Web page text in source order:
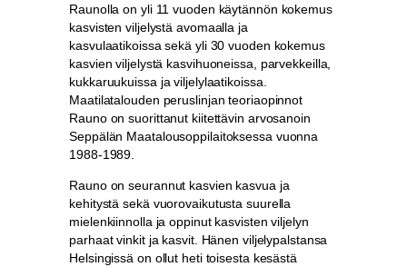
Raunolla on yli 11 vuoden käytännön kokemus
kasvisten viljelystä avomaalla ja
kasvulaatikoissa sekä yli 30 vuoden kokemus
kasvien viljelystä kasvihuoneissa, parvekkeilla,
kukkaruukuissa ja viljelylaatikoissa.
Maatilatalouden peruslinjan teoriaopinnot
Rauno on suorittanut kiitettävin arvosanoin
Seppälän Maatalousoppilaitoksessa vuonna
1988-1989.
Rauno on seurannut kasvien kasvua ja
kehitystä sekä vuorovaikutusta suurella
mielenkiinnolla ja oppinut kasvisten viljelyn
parhaat vinkit ja kasvit. Hänen viljelypalstansa
Helsingissä on ollut heti toisesta kesästä